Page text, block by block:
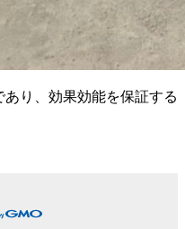
あり、効果効能を保証する